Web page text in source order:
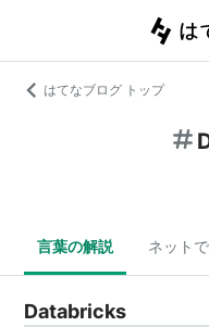
はてなブログ トップ
言葉の解説 ネット
Databricks